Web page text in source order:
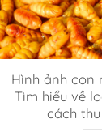
Hình ảnh con
Tìm hiểu về
cách